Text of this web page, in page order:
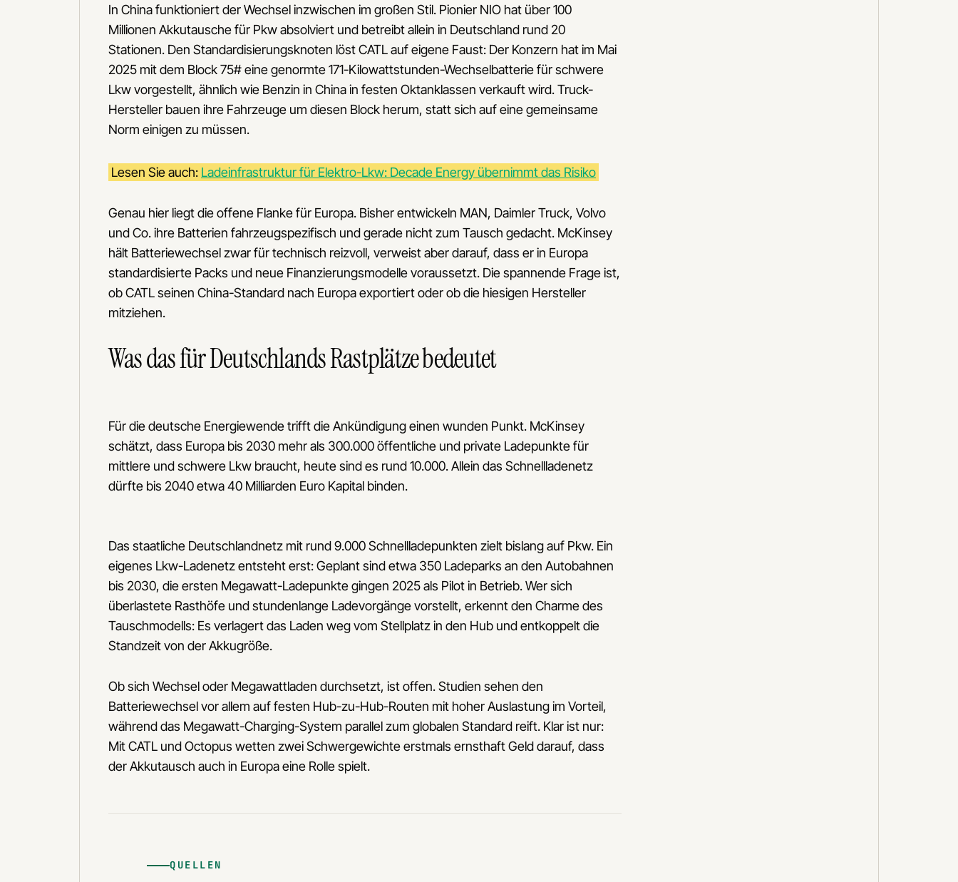
In China funktioniert der Wechsel inzwischen im großen Stil. Pionier NIO hat über 100
Millionen Akkutausche für Pkw absolviert und betreibt allein in Deutschland rund 20
Stationen. Den Standardisierungsknoten löst CATL auf eigene Faust: Der Konzern hat im Mai
2025 mit dem Block 75# eine genormte 171-Kilowattstunden-Wechselbatterie für schwere
Lkw vorgestellt, ähnlich wie Benzin in China in festen Oktanklassen verkauft wird. Truck-
Hersteller bauen ihre Fahrzeuge um diesen Block herum, statt sich auf eine gemeinsame
Norm einigen zu müssen.
Lesen Sie auch: Ladeinfrastruktur für Elektro-Lkw: Decade Energy übernimmt das Risiko
Genau hier liegt die offene Flanke für Europa. Bisher entwickeln MAN, Daimler Truck, Volvo
und Co. ihre Batterien fahrzeugspezifisch und gerade nicht zum Tausch gedacht. McKinsey
hält Batteriewechsel zwar für technisch reizvoll, verweist aber darauf, dass er in Europa
standardisierte Packs und neue Finanzierungsmodelle voraussetzt. Die spannende Frage ist,
ob CATL seinen China-Standard nach Europa exportiert oder ob die hiesigen Hersteller
mitziehen.
Was das für Deutschlands Rastplätze bedeutet
Für die deutsche Energiewende trifft die Ankündigung einen wunden Punkt. McKinsey
schätzt, dass Europa bis 2030 mehr als 300.000 öffentliche und private Ladepunkte für
mittlere und schwere Lkw braucht, heute sind es rund 10.000. Allein das Schnellladenetz
dürfte bis 2040 etwa 40 Milliarden Euro Kapital binden.
Das staatliche Deutschlandnetz mit rund 9.000 Schnellladepunkten zielt bislang auf Pkw. Ein
eigenes Lkw-Ladenetz entsteht erst: Geplant sind etwa 350 Ladeparks an den Autobahnen
bis 2030, die ersten Megawatt-Ladepunkte gingen 2025 als Pilot in Betrieb. Wer sich
überlastete Rasthöfe und stundenlange Ladevorgänge vorstellt, erkennt den Charme des
Tauschmodells: Es verlagert das Laden weg vom Stellplatz in den Hub und entkoppelt die
Standzeit von der Akkugröße.
Ob sich Wechsel oder Megawattladen durchsetzt, ist offen. Studien sehen den
Batteriewechsel vor allem auf festen Hub-zu-Hub-Routen mit hoher Auslastung im Vorteil,
während das Megawatt-Charging-System parallel zum globalen Standard reift. Klar ist nur:
Mit CATL und Octopus wetten zwei Schwergewichte erstmals ernsthaft Geld darauf, dass
der Akkutausch auch in Europa eine Rolle spielt.
QUELLEN